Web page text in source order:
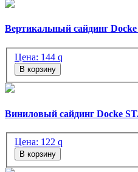
Вертикальный сайдинг
Цена: 144 q
В корзину
Виниловый сайдинг Docke
Цена: 122 q
В корзину